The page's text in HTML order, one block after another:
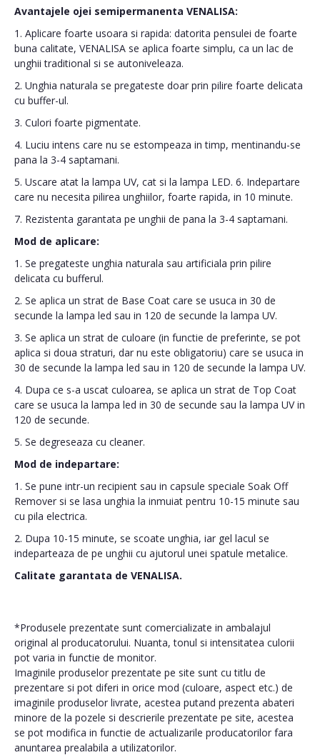
Avantajele ojei semipermanenta VENALISA:
1. Aplicare foarte usoara si rapida: datorita pensulei de foarte
buna calitate, VENALISA se aplica foarte simplu, ca un lac de
unghii traditional si se autoniveleaza.
2. Unghia naturala se pregateste doar prin pilire foarte delicata
cu buffer-ul.
3. Culori foarte pigmentate.
4. Luciu intens care nu se estompeaza in timp, mentinandu-se
pana la 3-4 saptamani.
5. Uscare atat la lampa UV, cat si la lampa LED. 6. Indepartare
care nu necesita pilirea unghiilor, foarte rapida, in 10 minute.
7. Rezistenta garantata pe unghii de pana la 3-4 saptamani.
Mod de aplicare:
1. Se pregateste unghia naturala sau artificiala prin pilire
delicata cu bufferul.
2. Se aplica un strat de Base Coat care se usuca in 30 de
secunde la lampa led sau in 120 de secunde la lampa UV.
3. Se aplica un strat de culoare (in functie de preferinte, se pot
aplica si doua straturi, dar nu este obligatoriu) care se usuca in
30 de secunde la lampa led sau in 120 de secunde la lampa UV.
4. Dupa ce s-a uscat culoarea, se aplica un strat de Top Coat
care se usuca la lampa led in 30 de secunde sau la lampa UV in
120 de secunde.
5. Se degreseaza cu cleaner.
Mod de indepartare:
1. Se pune intr-un recipient sau in capsule speciale Soak Off
Remover si se lasa unghia la inmuiat pentru 10-15 minute sau
cu pila electrica.
2. Dupa 10-15 minute, se scoate unghia, iar gel lacul se
indeparteaza de pe unghii cu ajutorul unei spatule metalice.
Calitate garantata de VENALISA.
*Produsele prezentate sunt comercializate in ambalajul
original al producatorului. Nuanta, tonul si intensitatea culorii
pot varia in functie de monitor.
Imaginile produselor prezentate pe site sunt cu titlu de
prezentare si pot diferi in orice mod (culoare, aspect etc.) de
imaginile produselor livrate, acestea putand prezenta abateri
minore de la pozele si descrierile prezentate pe site, acestea
se pot modifica in functie de actualizarile producatorilor fara
anuntarea prealabila a utilizatorilor.